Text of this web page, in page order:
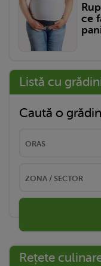
ce
Listă cu
Caută o
Rețete